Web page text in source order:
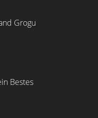
Grogu
Bestes